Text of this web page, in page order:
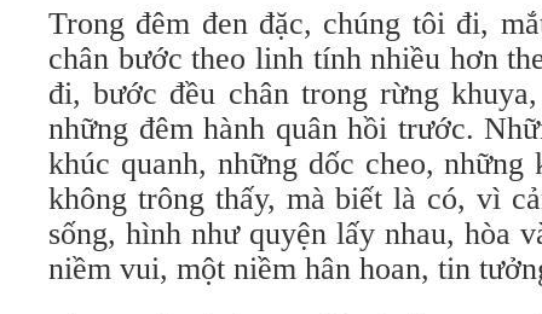
Trong đêm đen đặc, chúng tôi đi,
chân bước theo linh tính nhiều hơn
đi, bước đều chân trong rừng
những đêm hành quân hồi trước.
khúc quanh, những dốc cheo, những
không trông thấy, mà biết là có, vì
sống, hình như quyện lấy nhau, hòa
niềm vui, một niềm hân hoan, tin